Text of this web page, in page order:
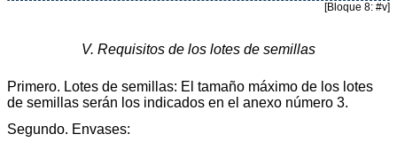
[Bloque 8: #v]
V. Requisitos de los lotes de semillas
Primero. Lotes de semillas: El tamaño máximo de los lotes
de semillas serán los indicados en el anexo número 3.
Segundo. Envases: